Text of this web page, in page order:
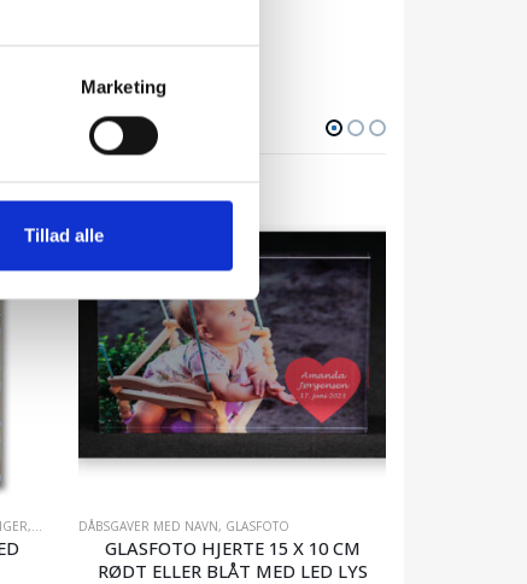
Marketing
Tillad alle
, MIN PERSONLIGE BOG - BØRNEBØGER
DÅBSGAVER MED NAVN, GLASFOTO
GLASFOTO HJERTE 15 X 10 CM
RØDT ELLER BLÅT MED LED LYS